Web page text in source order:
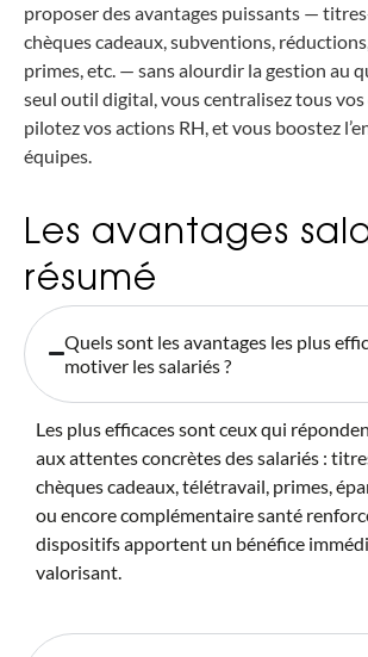
proposer des avantages puissants —
chèques cadeaux, subventions,
primes, etc. — sans alourdir la gestion au
seul outil digital, vous centralisez tous
pilotez vos actions RH, et vous boostez
équipes.
Les avantages
résumé
Quels sont les avantages les plus
motiver les salariés ?
Les plus efficaces sont ceux qui
aux attentes concrètes des salariés :
chèques cadeaux, télétravail, primes,
ou encore complémentaire santé
dispositifs apportent un bénéfice
valorisant.